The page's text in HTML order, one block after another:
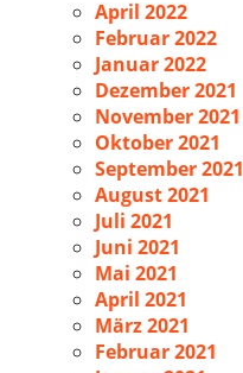
April 2022
Februar 2022
Januar 2022
Dezember 2021
November 2021
Oktober 2021
September 2021
August 2021
Juli 2021
Juni 2021
Mai 2021
April 2021
März 2021
Februar 2021